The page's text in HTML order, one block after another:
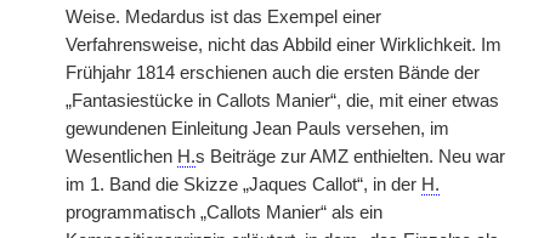
Weise. Medardus ist das Exempel einer
Verfahrensweise, nicht das Abbild einer Wirklichkeit. Im
Frühjahr 1814 erschienen auch die ersten Bände der
„Fantasiestücke in Callots Manier“, die, mit einer etwas
gewundenen Einleitung Jean Pauls versehen, im
Wesentlichen H.s Beiträge zur AMZ enthielten. Neu war
im 1. Band die Skizze „Jaques Callot“, in der H.
programmatisch „Callots Manier“ als ein